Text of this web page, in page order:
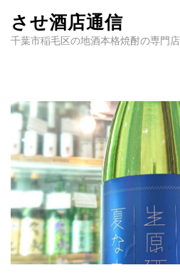
させ酒店通信
千葉市稲毛区の地酒本格焼酎の専門店